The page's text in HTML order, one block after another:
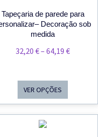
Tapeçaria de parede para
Decoração sob
medida
32,20 €– 64,19 €Price
64,19 €
VER OPÇÕES